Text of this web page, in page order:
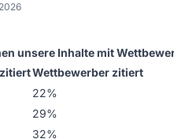
unsere Inhalte mit
Wettbewerber zitiert
22%
29%
32%